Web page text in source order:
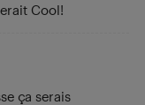
Cool!
ça serais